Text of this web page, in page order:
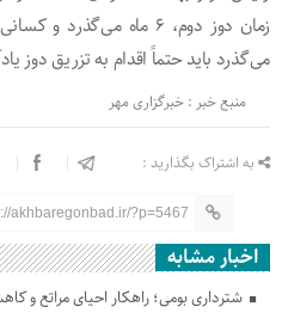
می‌گذرد باید حتماً اقدام به تزریق دوز
منبع خبر : خبرگزاری مهر
به اشتراک بگذارید :
akhbaregonbad.ir/?p=5467
اخبار مشابه
شترداری بومی؛ راهکار احیای مراتع و